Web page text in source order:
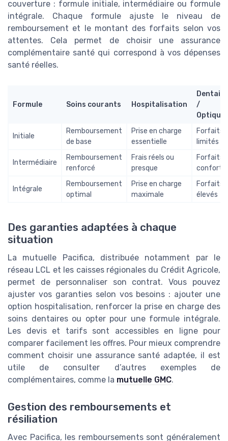
couverture : formule initiale, intermédiaire ou formule
intégrale. Chaque formule ajuste le niveau de
remboursement et le montant des forfaits selon vos
attentes. Cela permet de choisir une assurance
complémentaire santé qui correspond à vos dépenses
santé réelles.
Formule Soins courants Hospitalisation
Dentaire
/
Optique
Initiale
Remboursement
de base
Prise en charge
essentielle
Forfaits
limités
Intermédiaire
Remboursement
renforcé
Frais réels ou
presque
Forfaits
confort
Intégrale
Remboursement
optimal
Prise en charge
maximale
Forfaits
élevés
Des garanties adaptées à chaque
situation
La mutuelle Pacifica, distribuée notamment par le
réseau LCL et les caisses régionales du Crédit Agricole,
permet de personnaliser son contrat. Vous pouvez
ajuster vos garanties selon vos besoins : ajouter une
option hospitalisation, renforcer la prise en charge des
soins dentaires ou opter pour une formule intégrale.
Les devis et tarifs sont accessibles en ligne pour
comparer facilement les offres. Pour mieux comprendre
comment choisir une assurance santé adaptée, il est
utile de consulter d’autres exemples de
complémentaires, comme la mutuelle GMC.
Gestion des remboursements et
résiliation
Avec Pacifica, les remboursements sont généralement